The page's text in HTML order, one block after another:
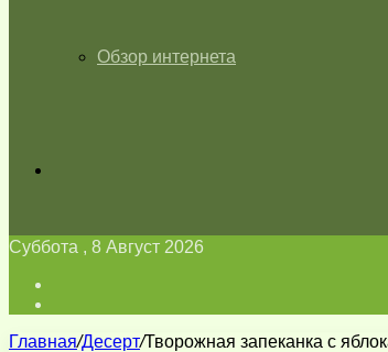
Обзор интернета
Суббота , 8 Август 2026
Главная/Десерт/Творожная запеканка с